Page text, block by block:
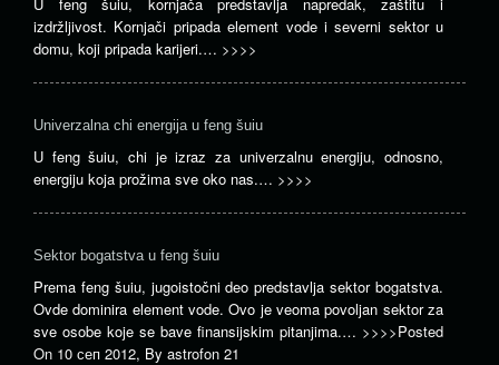
izdržljivost. Kornjači pripada element vode i severni sektor u
domu, koji pripada karijeri.… >>>>
Univerzalna chi energija u feng šuiu
U feng šuiu, chi je izraz za univerzalnu energiju, odnosno,
energiju koja prožima sve oko nas.… >>>>
Sektor bogatstva u feng šuiu
Prema feng šuiu, jugoistočni deo predstavlja sektor bogatstva.
Ovde dominira element vode. Ovo je veoma povoljan sektor za
sve osobe koje se bave finansijskim pitanjima.… >>>>Posted
On 10 сеп 2012, By astrofon 21